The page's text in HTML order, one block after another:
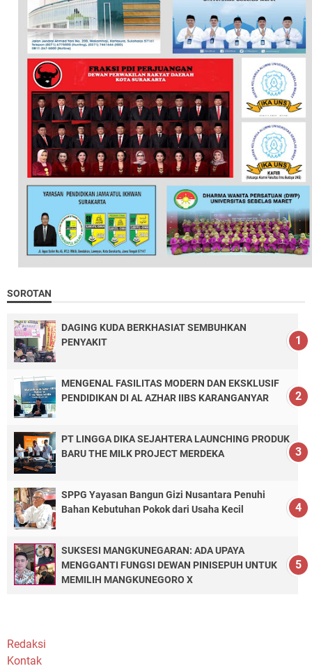
SOROTAN
DAGING KUDA BERKHASIAT SEMBUHKAN
PENYAKIT
MENGENAL FASILITAS MODERN DAN EKSKLUSIF
PENDIDIKAN DI AL AZHAR IIBS KARANGANYAR
PT LINGGA DIKA SEJAHTERA LAUNCHING PRODUK
BARU THE MILK PROJECT MERDEKA
SPPG Yayasan Bangun Gizi Nusantara Penuhi
Bahan Kebutuhan Pokok dari Usaha Kecil
SUKSESI MANGKUNEGARAN: ADA UPAYA
MENGGANTI FUNGSI DEWAN PINISEPUH UNTUK
MEMILIH MANGKUNEGORO X
Redaksi
Kontak